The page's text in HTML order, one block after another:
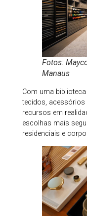
Fotos:
Manaus
Com uma
tecidos,
recursos em
escolhas mais
residenciais e